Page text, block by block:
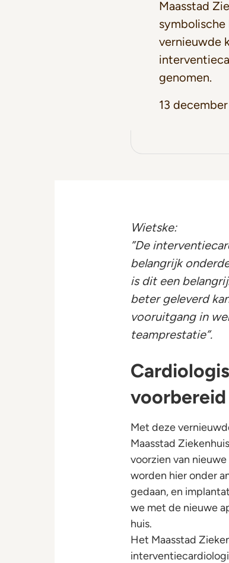
Maasstad
symbolische
vernieuwde
genomen.
13
Wietske:
”De
belangrijk
is dit een
beter geleverd
vooruitgang in
teamprestatie”.
voorbereid
Met deze
Maasstad
voorzien van
worden hier onder
gedaan, en
we met de nieuwe
huis.
Het Maasstad